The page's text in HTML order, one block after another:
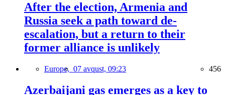
After the election, Armenia and
Russia seek a path toward de-
escalation, but a return to their
former alliance is unlikely
Europe, 07 avqust, 09:23 456
Azerbaijani gas emerges as a key to